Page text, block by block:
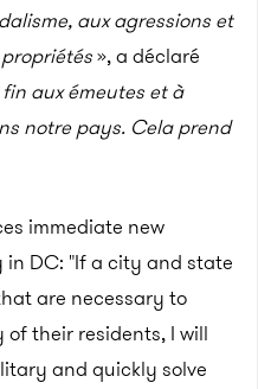
aux agressions et
», a déclaré
aux émeutes et à
notre pays. Cela prend
immediate new
in DC: "If a city and state
are necessary to
their residents, I will
and quickly solve